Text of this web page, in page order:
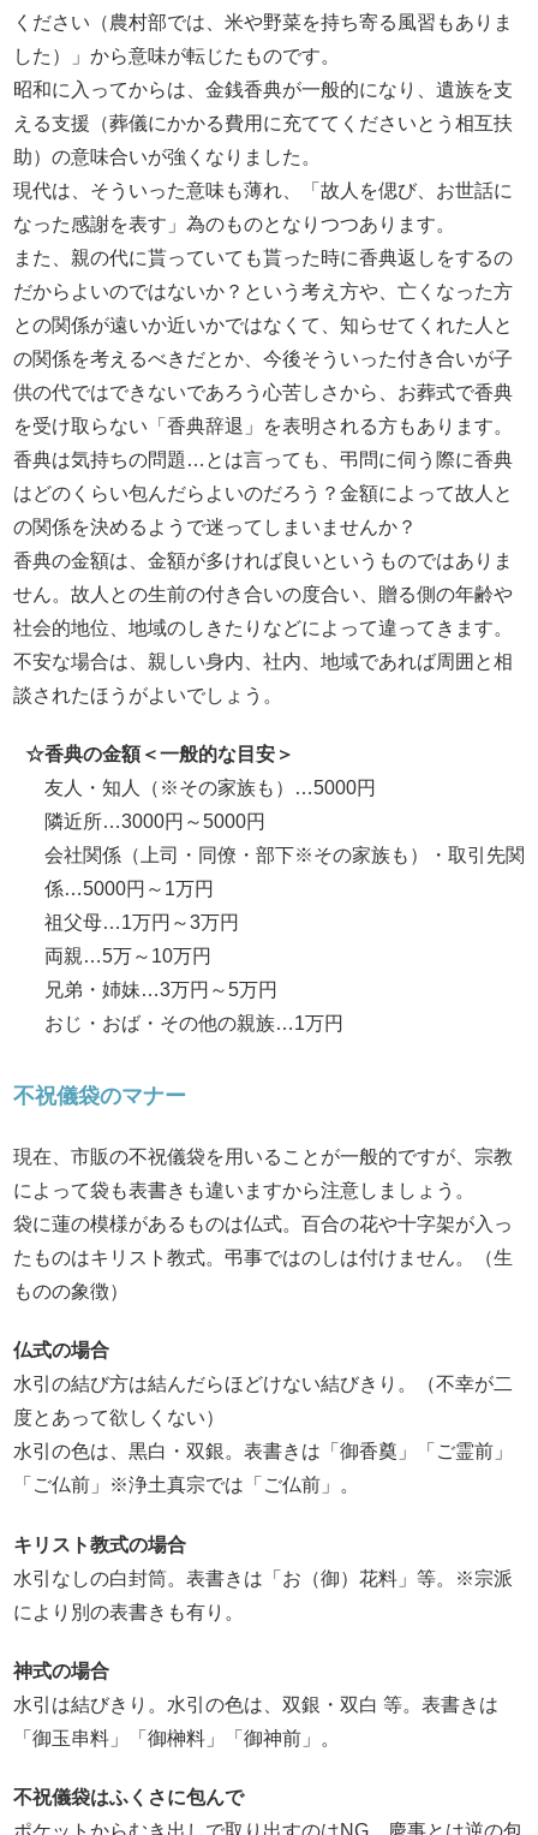
ください（農村部では、米や野菜を持ち寄る風習もありま
した）」から意味が転じたものです。
昭和に入ってからは、金銭香典が一般的になり、遺族を支
える支援（葬儀にかかる費用に充ててくださいとう相互扶
助）の意味合いが強くなりました。
現代は、そういった意味も薄れ、「故人を偲び、お世話に
なった感謝を表す」為のものとなりつつあります。
また、親の代に貰っていても貰った時に香典返しをするの
だからよいのではないか？という考え方や、亡くなった方
との関係が遠いか近いかではなくて、知らせてくれた人と
の関係を考えるべきだとか、今後そういった付き合いが子
供の代ではできないであろう心苦しさから、お葬式で香典
を受け取らない「香典辞退」を表明される方もあります。
香典は気持ちの問題…とは言っても、弔問に伺う際に香典
はどのくらい包んだらよいのだろう？金額によって故人と
の関係を決めるようで迷ってしまいませんか？
香典の金額は、金額が多ければ良いというものではありま
せん。故人との生前の付き合いの度合い、贈る側の年齢や
社会的地位、地域のしきたりなどによって違ってきます。
不安な場合は、親しい身内、社内、地域であれば周囲と相
談されたほうがよいでしょう。
☆香典の金額＜一般的な目安＞
友人・知人（※その家族も）…5000円
隣近所…3000円～5000円
会社関係（上司・同僚・部下※その家族も）・取引先関
係…5000円～1万円
祖父母…1万円～3万円
両親…5万～10万円
兄弟・姉妹…3万円～5万円
おじ・おば・その他の親族…1万円
不祝儀袋のマナー
現在、市販の不祝儀袋を用いることが一般的ですが、宗教
によって袋も表書きも違いますから注意しましょう。
袋に蓮の模様があるものは仏式。百合の花や十字架が入っ
たものはキリスト教式。弔事ではのしは付けません。（生
ものの象徴）
仏式の場合
水引の結び方は結んだらほどけない結びきり。（不幸が二
度とあって欲しくない）
水引の色は、黒白・双銀。表書きは「御香奠」「ご霊前」
「ご仏前」※浄土真宗では「ご仏前」。
キリスト教式の場合
水引なしの白封筒。表書きは「お（御）花料」等。※宗派
により別の表書きも有り。
神式の場合
水引は結びきり。水引の色は、双銀・双白 等。表書きは
「御玉串料」「御榊料」「御神前」。
不祝儀袋はふくさに包んで